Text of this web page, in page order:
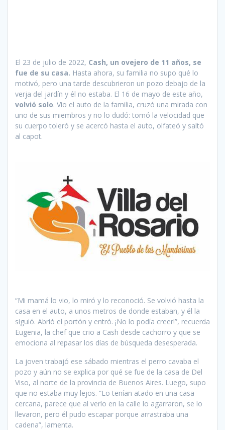
El 23 de julio de 2022, Cash, un ovejero de 11 años, se
fue de su casa. Hasta ahora, su familia no supo qué lo
motivó, pero una tarde descubrieron un pozo debajo de la
verja del jardín y él no estaba. El 16 de mayo de este año,
volvió solo. Vio el auto de la familia, cruzó una mirada con
uno de sus miembros y no lo dudó: tomó la velocidad que
su cuerpo toleró y se acercó hasta el auto, olfateó y saltó
al capot.
“Mi mamá lo vio, lo miró y lo reconoció. Se volvió hasta la
casa en el auto, a unos metros de donde estaban, y él la
siguió. Abrió el portón y entró. ¡No lo podía creer!”, recuerda
Eugenia, la chef que crio a Cash desde cachorro y que se
emociona al repasar los días de búsqueda desesperada.
La joven trabajó ese sábado mientras el perro cavaba el
pozo y aún no se explica por qué se fue de la casa de Del
Viso, al norte de la provincia de Buenos Aires. Luego, supo
que no estaba muy lejos. “Lo tenían atado en una casa
cercana, parece que al verlo en la calle lo agarraron, se lo
llevaron, pero él pudo escapar porque arrastraba una
cadena”, lamenta.